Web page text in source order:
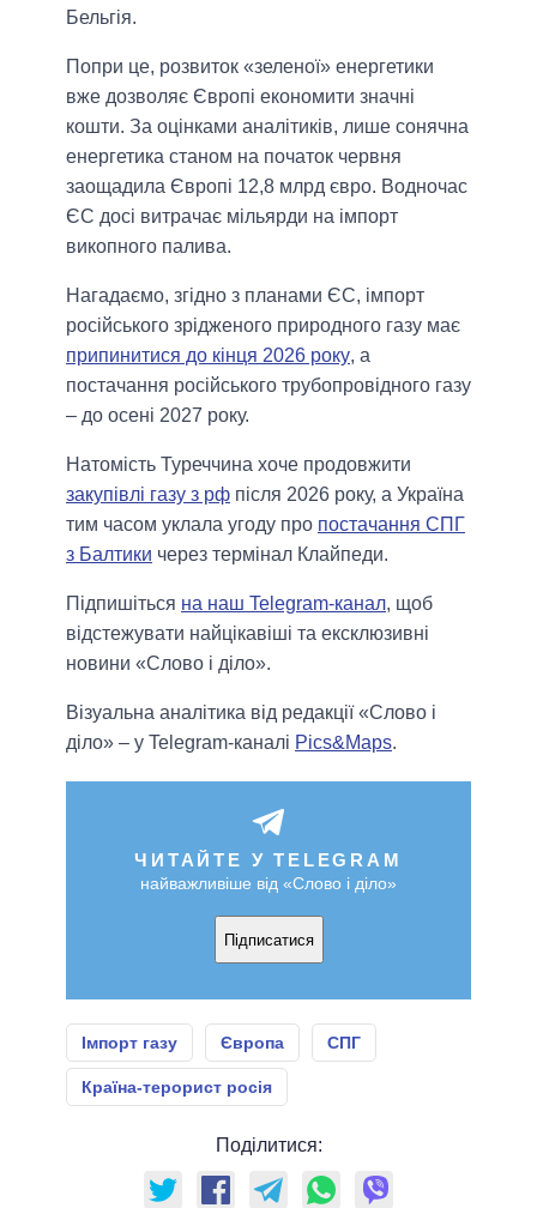
Бельгія.
Попри це, розвиток «зеленої» енергетики
вже дозволяє Європі економити значні
кошти. За оцінками аналітиків, лише сонячна
енергетика станом на початок червня
заощадила Європі 12,8 млрд євро. Водночас
ЄС досі витрачає мільярди на імпорт
викопного палива.
Нагадаємо, згідно з планами ЄС, імпорт
російського зрідженого природного газу має
припинитися до кінця 2026 року, а
постачання російського трубопровідного газу
– до осені 2027 року.
Натомість Туреччина хоче продовжити
закупівлі газу з рф після 2026 року, а Україна
тим часом уклала угоду про постачання СПГ
з Балтики через термінал Клайпеди.
Підпишіться на наш Telegram-канал, щоб
відстежувати найцікавіші та ексклюзивні
новини «Слово і діло».
Візуальна аналітика від редакції «Слово і
діло» – у Telegram-каналі Pics&Maps.
ЧИТАЙТЕ У TELEGRAM
найважливіше від «Слово і діло»
Підписатися
Імпорт газу Європа СПГ
Країна-терорист росія
Поділитися: